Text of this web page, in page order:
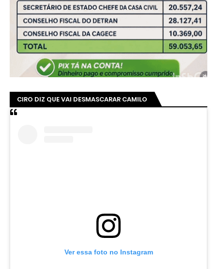
CIRO DIZ QUE VAI DESMASCARAR CAMILO
Ver essa foto no Instagram